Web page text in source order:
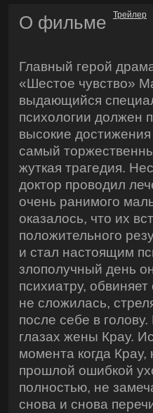
О фильме
Главный герой
«Шестое чувство»
выдающийся
психологии должен
высокие
самый
жуткая трагедия.
доктор проводил
очень ранимого
оказалось, что их
положительного
и стал настоящим
злополучный день
психиатру,
не сложилась,
после себе в
глазах жены Крау.
момента когда
прошлой ошибкой
полностью, не
снова и снова
Трейлер